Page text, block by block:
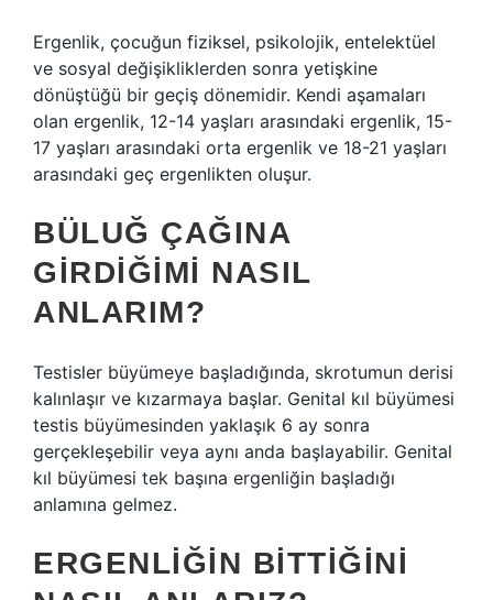
Ergenlik, çocuğun fiziksel, psikolojik, entelektüel
ve sosyal değişikliklerden sonra yetişkine
dönüştüğü bir geçiş dönemidir. Kendi aşamaları
olan ergenlik, 12-14 yaşları arasındaki ergenlik, 15-
17 yaşları arasındaki orta ergenlik ve 18-21 yaşları
arasındaki geç ergenlikten oluşur.
BÜLUĞ ÇAĞINA
GIRDIĞIMI NASIL
ANLARIM?
Testisler büyümeye başladığında, skrotumun derisi
kalınlaşır ve kızarmaya başlar. Genital kıl büyümesi
testis büyümesinden yaklaşık 6 ay sonra
gerçekleşebilir veya aynı anda başlayabilir. Genital
kıl büyümesi tek başına ergenliğin başladığı
anlamına gelmez.
ERGENLIĞIN BITTIĞINI